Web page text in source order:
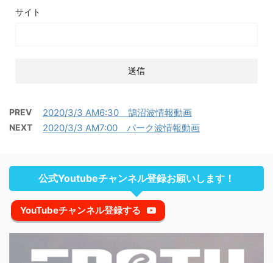
サイト
PREV 2020/3/3 AM6:30 鵠沼波情報動画
NEXT 2020/3/3 AM7:00 パーク波情報動画
公式Youtubeチャンネル登録お願いします！
YouTubeチャンネル登録する